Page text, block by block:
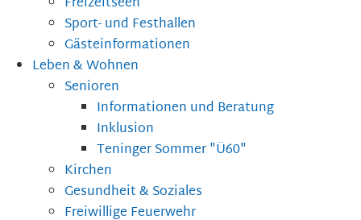
Sport- und Festhallen
Gästeinformationen
Leben & Wohnen
Senioren
Informationen und Beratung
Inklusion
Teninger Sommer "Ü60"
Kirchen
Gesundheit & Soziales
Freiwillige Feuerwehr